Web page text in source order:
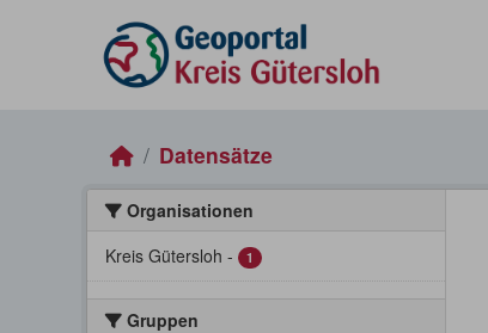
Datensätze
Organisationen
Kreis Gütersloh - 1
Gruppen